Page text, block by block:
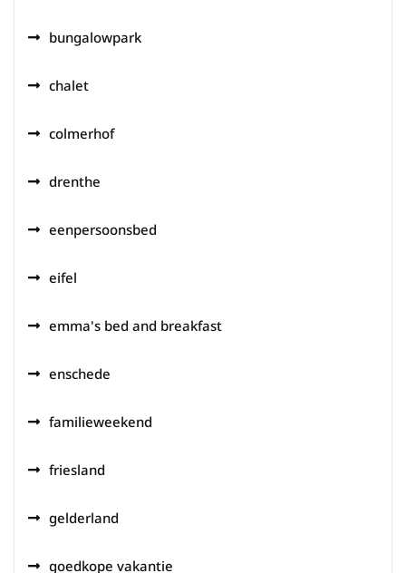
bungalowpark
chalet
colmerhof
drenthe
eenpersoonsbed
eifel
emma's bed and breakfast
enschede
familieweekend
friesland
gelderland
goedkope vakantie